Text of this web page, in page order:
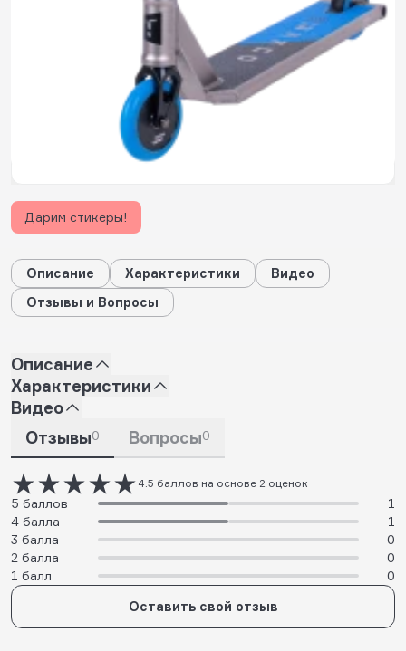
0.0
Нет отзывов
будет начислено за покупку
Дарим стикеры!
Описание Характеристики
Видео
Отзывы и Вопросы
Описание
Характеристики
Видео
Отзывы0 Вопросы0
4.5 баллов на основе 2 оценок
5 баллов
1
4 балла
1
3 балла
0
2 балла
0
1 балл
0
Оставить свой отзыв